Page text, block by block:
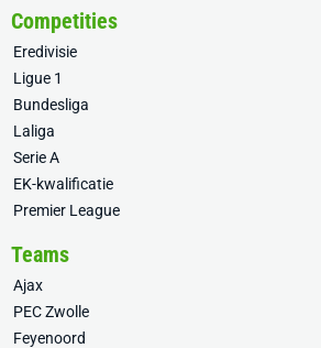
Competities
Eredivisie
Ligue 1
Bundesliga
Laliga
Serie A
EK-kwalificatie
Premier League
Teams
Ajax
PEC Zwolle
Feyenoord